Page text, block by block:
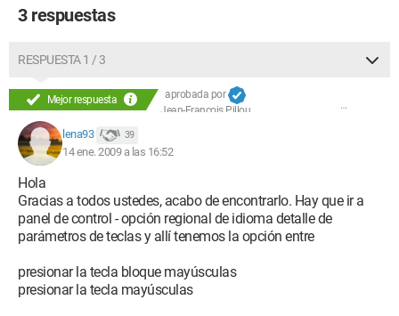
3 respuestas
RESPUESTA 1 / 3
Mejor respuesta
aprobada por
Jean-François Pillou
lena93 39
14 ene. 2009 a las 16:52
Hola
Gracias a todos ustedes, acabo de encontrarlo. Hay que ir a
panel de control - opción regional de idioma detalle de
parámetros de teclas y allí tenemos la opción entre
presionar la tecla bloque mayúsculas
presionar la tecla mayúsculas